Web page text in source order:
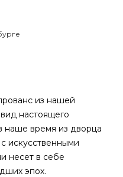
из нашей
настоящего
наше время из дворца
искусственными
несет в себе
эпох.